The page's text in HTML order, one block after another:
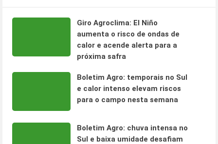
Giro Agroclima: El Niño
aumenta o risco de ondas de
calor e acende alerta para a
próxima safra
Boletim Agro: temporais no Sul
e calor intenso elevam riscos
para o campo nesta semana
Boletim Agro: chuva intensa no
Sul e baixa umidade desafiam